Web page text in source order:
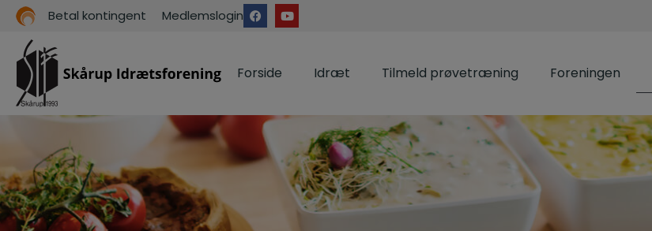
Betal kontingent Medlemslogin
Forside Idræt Tilmeld prøvetræning Foreningen